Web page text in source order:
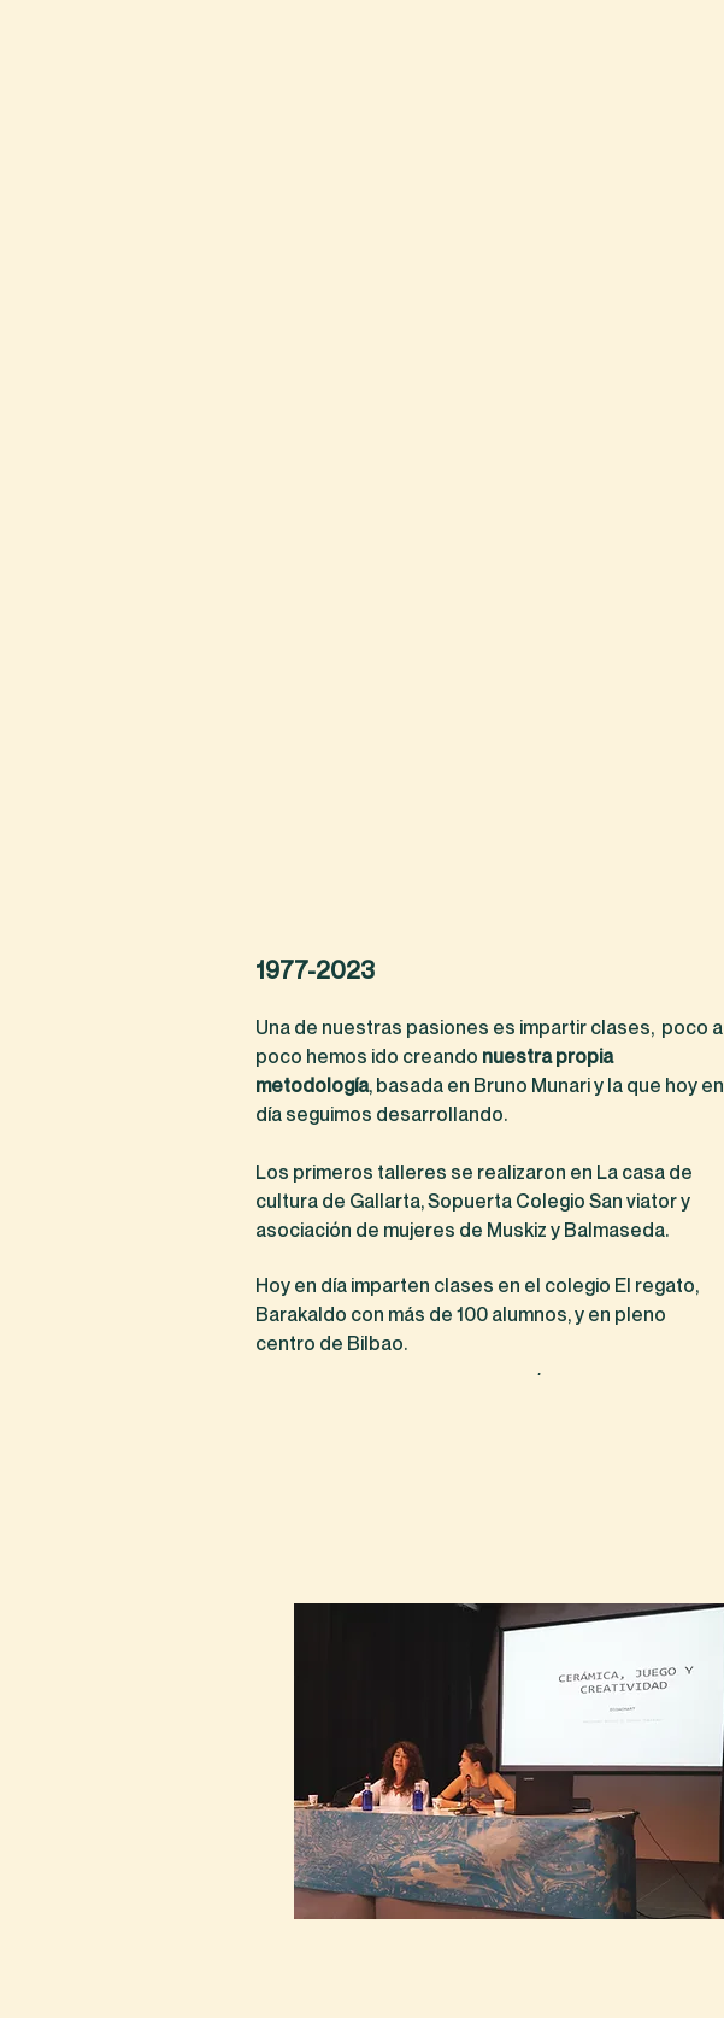
1977-2023
Una de nuestras pasiones es impartir clases, poco a
poco hemos ido creando nuestra propia
metodología, basada en Bruno Munari y la que hoy en
día seguimos desarrollando.
Los primeros talleres se realizaron en La casa de
cultura de Gallarta, Sopuerta Colegio San viator y
asociación de mujeres de Muskiz y Balmaseda.
Hoy en día imparten clases en el colegio El regato,
Barakaldo con más de 100 alumnos, y en pleno
centro de Bilbao.
.